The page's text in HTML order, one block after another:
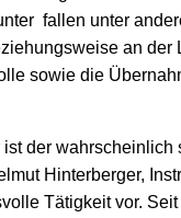
fallen unter
an
sowie die
ist der
Hinterberger,
Tätigkeit vor.